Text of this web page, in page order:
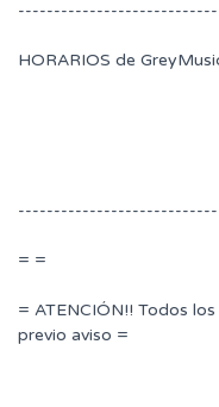
HORARIOS de
= =
= ATENCIÓN!! Todos
previo aviso =